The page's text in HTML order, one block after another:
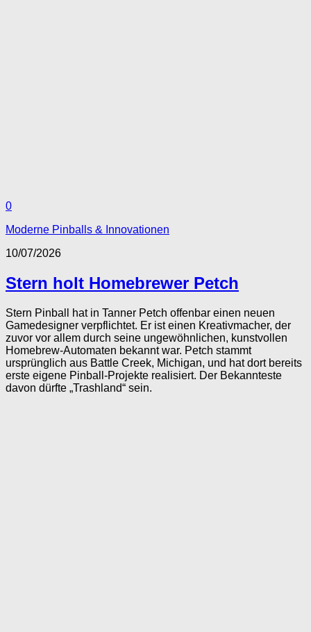
0
Moderne Pinballs & Innovationen
10/07/2026
Stern holt Homebrewer Petch
Stern Pinball hat in Tanner Petch offenbar einen neuen
Gamedesigner verpflichtet. Er ist einen Kreativmacher, der
zuvor vor allem durch seine ungewöhnlichen, kunstvollen
Homebrew-Automaten bekannt war. Petch stammt
ursprünglich aus Battle Creek, Michigan, und hat dort bereits
erste eigene Pinball-Projekte realisiert. Der Bekannteste
davon dürfte „Trashland“ sein.